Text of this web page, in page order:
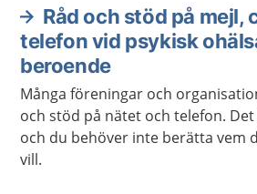
utbildad för att göra skillnad.
Råd och stöd på mejl,
telefon vid psykisk
beroende
Många föreningar och
och stöd på nätet och telefon.
och du behöver inte berätta vem
vill.